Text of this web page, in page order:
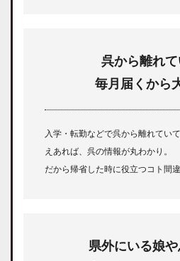
呉から離れ
毎月届くから
入学・転勤などで呉から離れてい
えあれば、呉の情報が丸わかり。
だから帰省した時に役立つコト間違
県外にいる娘